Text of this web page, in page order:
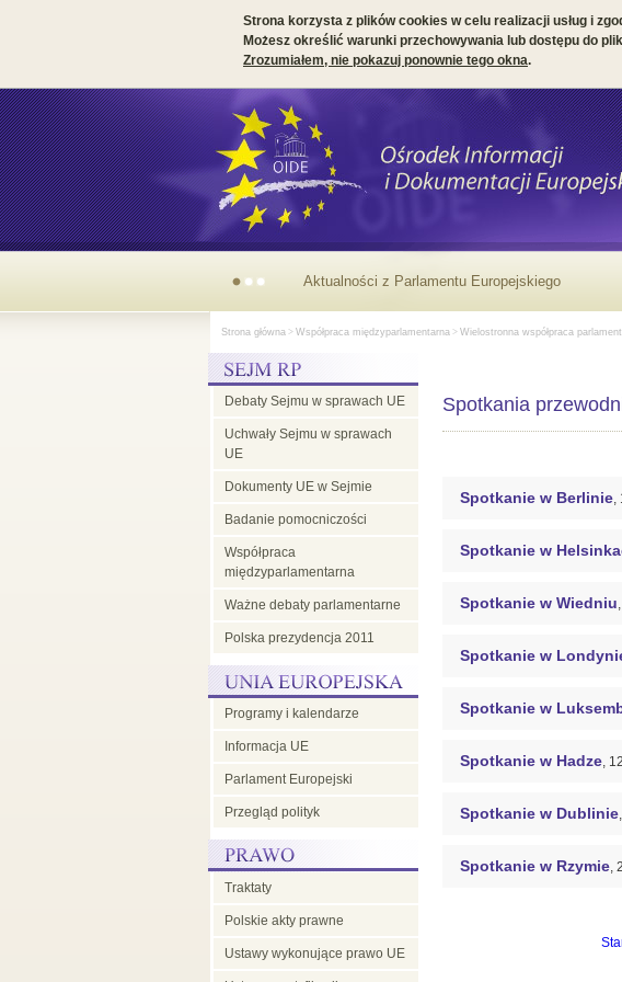
Strona korzysta z plików cookies w celu realizacji usług i
Możesz określić warunki przechowywania lub dostępu do
Zrozumiałem, nie pokazuj ponownie tego okna.
Aktualności z Parlamentu Europejskiego
Strona główna > Współpraca międzyparlamentarna > Wielostronna współpraca
Debaty Sejmu w sprawach UE
Uchwały Sejmu w sprawach
UE
Dokumenty UE w Sejmie
Badanie pomocniczości
Współpraca
międzyparlamentarna
Ważne debaty parlamentarne
Polska prezydencja 2011
Programy i kalendarze
Informacja UE
Parlament Europejski
Przegląd polityk
Traktaty
Polskie akty prawne
Ustawy wykonujące prawo UE
Spotkania
Spotkanie w Berlinie,
Spotkanie w
Spotkanie w Wiedniu
Spotkanie w
Spotkanie w
Spotkanie w Hadze,
Spotkanie w Dublinie
Spotkanie w Rzymie,